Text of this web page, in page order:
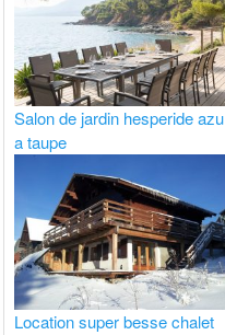
Salon de jardin hesperide azu
a taupe
Location super besse chalet